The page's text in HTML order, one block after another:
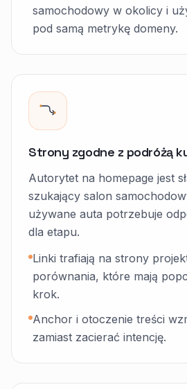
samochodowy w okolicy i
pod samą metrykę domeny.
Strony zgodne z podróżą
Autorytet na homepage jest
szukający salon
używane auta potrzebuje
dla etapu.
Linki trafiają na strony
porównania, które mają
krok.
Anchor i otoczenie treści
zamiast zacierać intencję.